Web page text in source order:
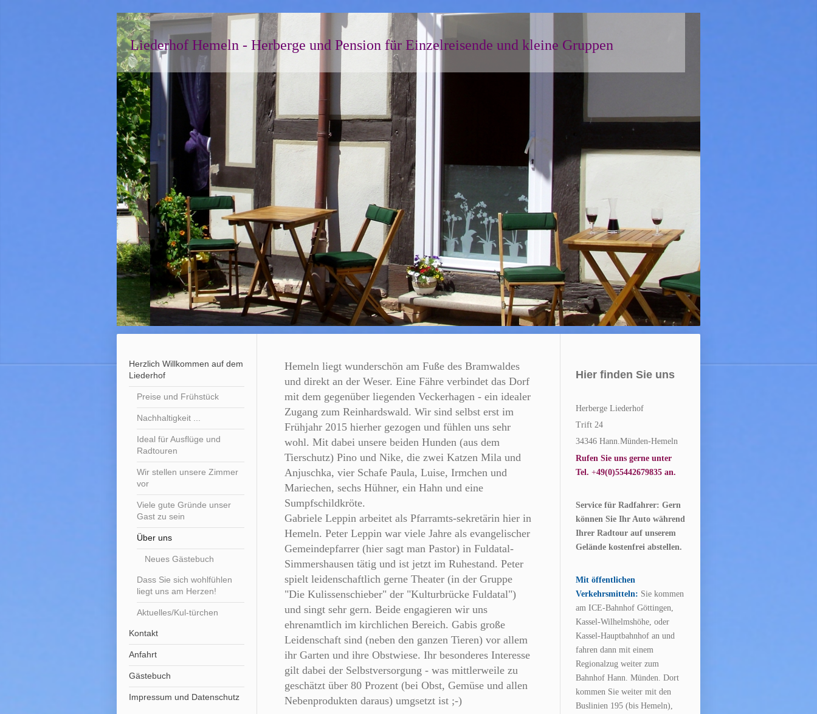
Liederhof Hemeln - Herberge und Pension für Einzelreisende und kleine Gruppen
Herzlich Willkommen auf dem
Liederhof
Preise und Frühstück
Nachhaltigkeit ...
Ideal für Ausflüge und
Radtouren
Wir stellen unsere Zimmer
vor
Viele gute Gründe unser
Gast zu sein
Über uns
Neues Gästebuch
Dass Sie sich wohlfühlen
liegt uns am Herzen!
Aktuelles/Kul-türchen
Kontakt
Anfahrt
Gästebuch
Impressum und Datenschutz
Hemeln liegt wunderschön am Fuße des Bramwaldes
und direkt an der Weser. Eine Fähre verbindet das Dorf
mit dem gegenüber liegenden Veckerhagen - ein idealer
Zugang zum Reinhardswald. Wir sind selbst erst im
Frühjahr 2015 hierher gezogen und fühlen uns sehr
wohl. Mit dabei unsere beiden Hunden (aus dem
Tierschutz) Pino und Nike, die zwei Katzen Mila und
Anjuschka, vier Schafe Paula, Luise, Irmchen und
Mariechen, sechs Hühner, ein Hahn und eine
Sumpfschildkröte.
Gabriele Leppin arbeitet als Pfarramts-sekretärin hier in
Hemeln. Peter Leppin war viele Jahre als evangelischer
Gemeindepfarrer (hier sagt man Pastor) in Fuldatal-
Simmershausen tätig und ist jetzt im Ruhestand. Peter
spielt leidenschaftlich gerne Theater (in der Gruppe
"Die Kulissenschieber" der "Kulturbrücke Fuldatal")
und singt sehr gern. Beide engagieren wir uns
ehrenamtlich im kirchlichen Bereich. Gabis große
Leidenschaft sind (neben den ganzen Tieren) vor allem
ihr Garten und ihre Obstwiese. Ihr besonderes Interesse
gilt dabei der Selbstversorgung - was mittlerweile zu
geschätzt über 80 Prozent (bei Obst, Gemüse und allen
Nebenprodukten daraus) umgsetzt ist ;-)
Hier finden Sie uns
Herberge Liederhof
Trift 24
34346Hann.Münden-Hemeln
Rufen Sie uns gerne unter
Tel. +49(0)55442679835an.
Service für Radfahrer: Gern
können Sie Ihr Auto während
Ihrer Radtour auf unserem
Gelände kostenfrei abstellen.
Mit öffentlichen
Verkehrsmitteln: Sie kommen
am ICE-Bahnhof Göttingen,
Kassel-Wilhelmshöhe, oder
Kassel-Hauptbahnhof an und
fahren dann mit einem
Regionalzug weiter zum
Bahnhof Hann. Münden. Dort
kommen Sie weiter mit den
Buslinien 195 (bis Hemeln),